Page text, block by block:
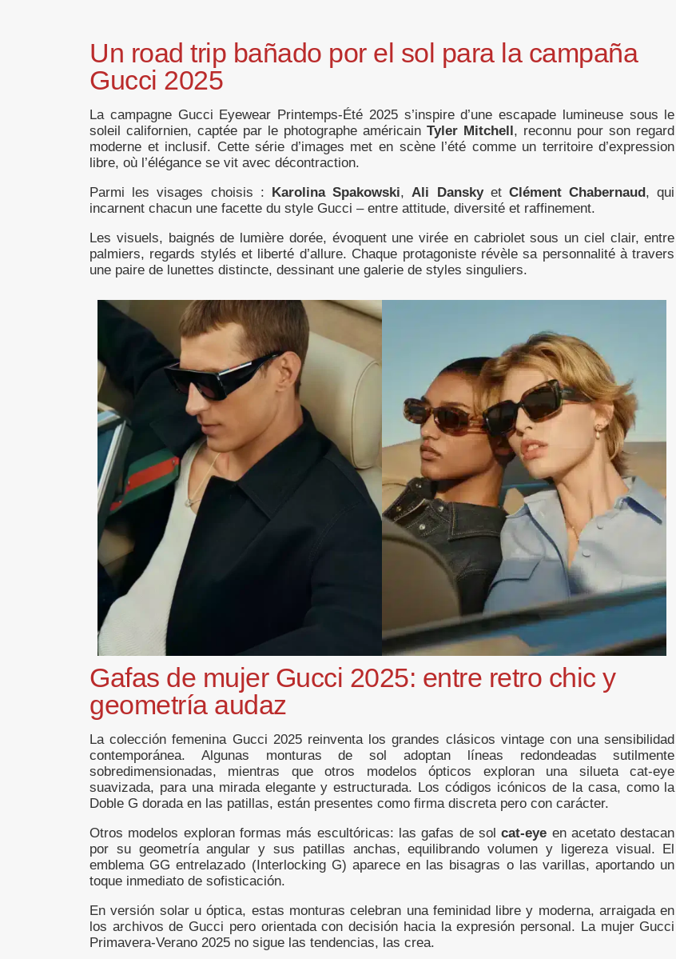
Un road trip bañado por el sol para la campaña
Gucci 2025
La campagne Gucci Eyewear Printemps-Été 2025 s’inspire d’une escapade lumineuse sous le
soleil californien, captée par le photographe américainTyler Mitchell, reconnu pour son regard
moderne et inclusif. Cette série d’images met en scène l’été comme un territoire d’expression
libre, où l’élégance se vit avec décontraction.
Parmi les visages choisis : Karolina Spakowski,Ali DanskyetClément Chabernaud, qui
incarnent chacun une facette du style Gucci – entre attitude, diversité et raffinement.
Les visuels, baignés de lumière dorée, évoquent une virée en cabriolet sous un ciel clair, entre
palmiers, regards stylés et liberté d’allure. Chaque protagoniste révèle sa personnalité à travers
une paire de lunettes distincte, dessinant une galerie de styles singuliers.
Gafas de mujer Gucci 2025: entre retro chic y
geometría audaz
La colección femenina Gucci 2025 reinventa los grandes clásicos vintage con una sensibilidad
contemporánea. Algunas monturas de sol adoptan líneas redondeadas sutilmente
sobredimensionadas, mientras que otros modelos ópticos exploran una silueta cat-eye
suavizada, para una mirada elegante y estructurada. Los códigos icónicos de la casa, como la
Doble G dorada en las patillas, están presentes como firma discreta pero con carácter.
Otros modelos exploran formas más escultóricas: las gafas de solcat-eye en acetato destacan
por su geometría angular y sus patillas anchas, equilibrando volumen y ligereza visual. El
emblema GG entrelazado (Interlocking G) aparece en las bisagras o las varillas, aportando un
toque inmediato de sofisticación.
En versión solar u óptica, estas monturas celebran una feminidad libre y moderna, arraigada en
los archivos de Gucci pero orientada con decisión hacia la expresión personal. La mujer Gucci
Primavera-Verano 2025 no sigue las tendencias, las crea.